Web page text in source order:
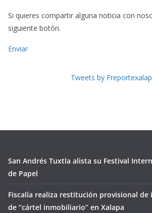
Si quieres compartir alguna noticia con
siguiente botón.
Enviar
Tweets by
San Andrés Tuxtla alista su Festival
de Papel
Fiscalía realiza restitución provisional de
de “cártel inmobiliario” en Xalapa